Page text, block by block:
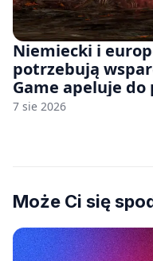
Niemiecki i
potrzebują
Game apeluje
7 sie 2026
Może Ci się